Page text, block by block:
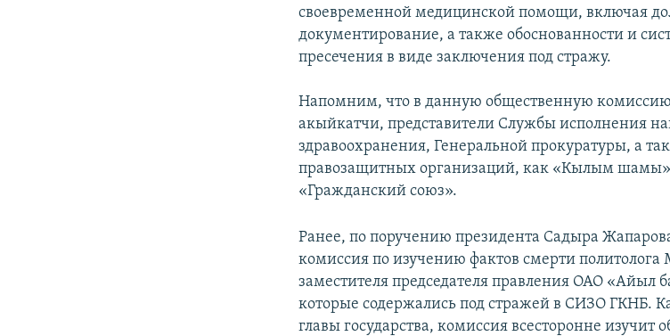
своевременной медицинской помощи, включая
документирование, а также обоснованности и
пресечения в виде заключения под стражу.
Напомним, что в данную общественную
акыйкатчи, представители Службы исполнения
здравоохранения, Генеральной прокуратуры, а
правозащитных организаций, как «Кылым
«Гражданский союз».
Ранее, по поручению президента Садыра
комиссия по изучению фактов смерти
заместителя председателя правления ОАО «Айыл
которые содержались под стражей в СИЗО ГКНБ.
главы государства, комиссия всесторонне изучит